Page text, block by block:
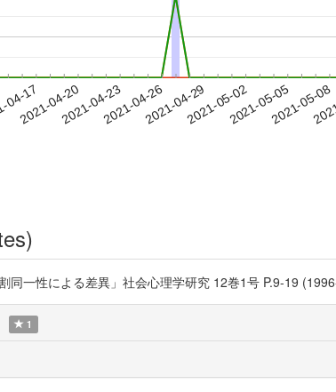
17
2021-04-202021-04-232021-04-262021-04-292021-05-022021-05-052021-05-08
同一性による差異」社会心理学研究 12巻1号 P.9-19
1